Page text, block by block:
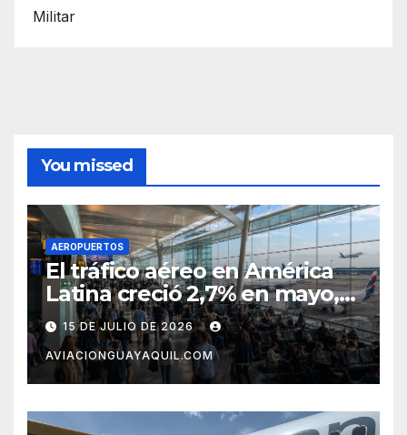
Militar
You missed
AEROPUERTOS
El tráfico aéreo en América
Latina creció 2,7% en mayo,
pero el mercado con EE.UU.
completa tres meses en
caída
15 DE JULIO DE 2026
AVIACIONGUAYAQUIL.COM